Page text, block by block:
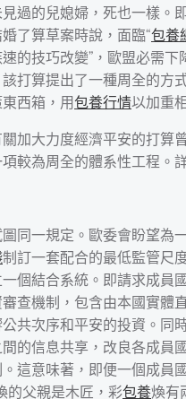
過的兒媳婦，死也一樣。
了算草案時說，面臨“包養
的技巧改變”，歐盟必需下
打算提出了一種周全的方
西箱，用包養行情以加重
加大力度經濟平安的打算
較為周全的體系性工程。
同一規定。歐委會盼望為
制訂一套配合的最低監管尺
個結合系統。即請求成員
查機制，包含由本國實體
共次序和平安的投資。同
的信息共享，改良各成員
這意味著，即便一個成員
的父親是木匠，彩包養煥有